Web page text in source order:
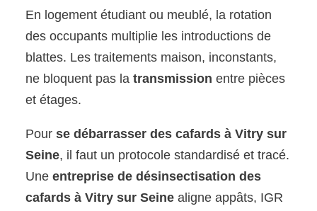
En logement étudiant ou meublé, la rotation
des occupants multiplie les introductions de
blattes. Les traitements maison, inconstants,
ne bloquent pas latransmission entre pièces
et étages.
Pourse débarrasser des cafards à Vitry sur
Seine, il faut un protocole standardisé et tracé.
Uneentreprise de désinsectisation des
cafards à Vitry sur Seine aligne appâts, IGR